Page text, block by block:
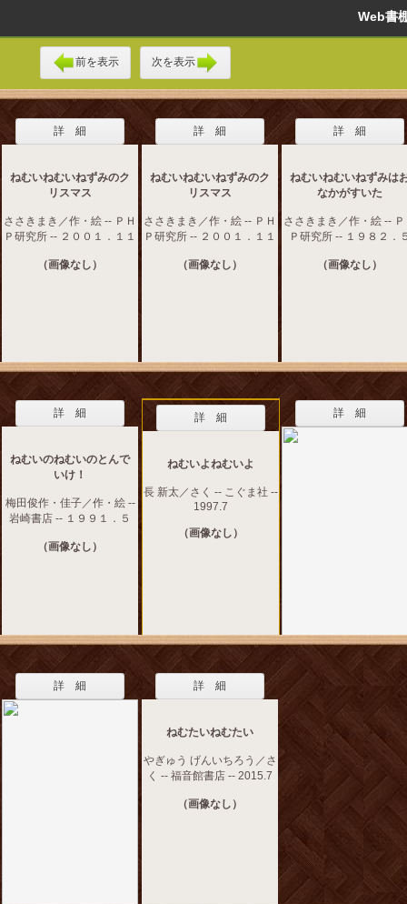
Web
前を表示 次を表示
詳 細
ねむいねむいねずみのク
リスマス
ささきまき／作・絵 -- ＰＨ
Ｐ研究所 -- ２００１．１１
（画像なし）
詳 細
ねむいねむいねずみのク
リスマス
ささきまき／作・絵 -- ＰＨ
Ｐ研究所 -- ２００１．１１
（画像なし）
詳 細
ねむいねむいねずみは
なかがすいた
ささきまき／作・絵 --
Ｐ研究所 -- １９８２．
（画像なし）
詳 細
ねむいのねむいのとんで
いけ！
梅田俊作・佳子／作・絵 --
岩崎書店 -- １９９１．５
（画像なし）
詳 細
ねむいよねむいよ
長 新太／さく -- こぐま社 --
1997.7
（画像なし）
詳 細
詳 細 詳 細
ねむたいねむたい
やぎゅう げんいちろう／さ
く -- 福音館書店 -- 2015.7
（画像なし）